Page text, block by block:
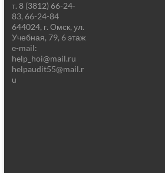
т. 8 (3812) 66-24-
83, 66-24-84
644024, г. Омск, ул.
Учебная, 79, 6 этаж
e-mail:
help_hoi@mail.ru
helpaudit55@mail.r
u